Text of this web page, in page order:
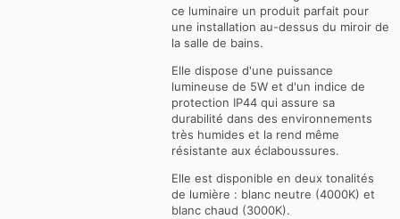
ce luminaire un produit parfait pour
une installation au-dessus du miroir de
la salle de bains.
Elle dispose d'une puissance
lumineuse de 5W et d'un indice de
protection IP44 qui assure sa
durabilité dans des environnements
très humides et la rend même
résistante aux éclaboussures.
Elle est disponible en deux tonalités
de lumière : blanc neutre (4000K) et
blanc chaud (3000K).